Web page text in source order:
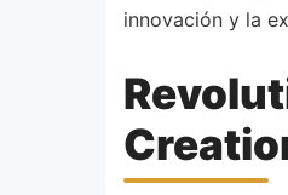
innovación y la